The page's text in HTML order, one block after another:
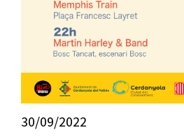
30/09/2022